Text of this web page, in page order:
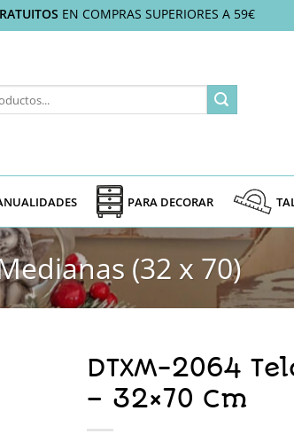
EN COMPRAS SUPERIORES A 59€
PARA DECORAR
(32 x 70)
DTXM-2064
– 32×70 Cm